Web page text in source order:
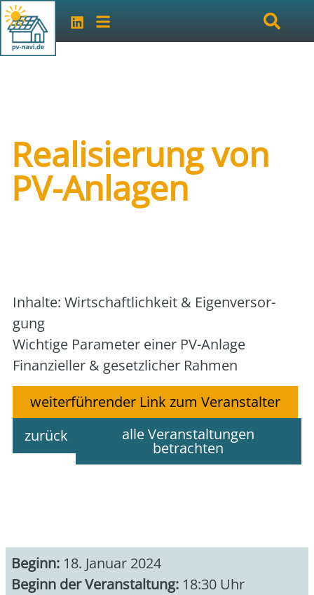
Realisierung von
PV-Anlagen
Inhal­te: Wirt­schaft­lich­keit & Eigen­ver­sor­
gung
Wich­ti­ge Para­me­ter einer PV-Anla­ge
Finan­zi­el­ler & gesetz­li­cher Rah­men
weiterführender Link zum Veranstalter
zurück
alle Veranstaltungen
betrachten
Beginn: 18. Januar 2024
Beginn der Veranstaltung: 18:30 Uhr